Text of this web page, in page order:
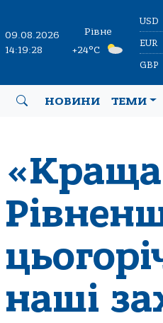
09.08.2026
14:19:29
Рівне
+24°C
USD
EUR
GBP
НОВИНИ ТЕМИ
наші